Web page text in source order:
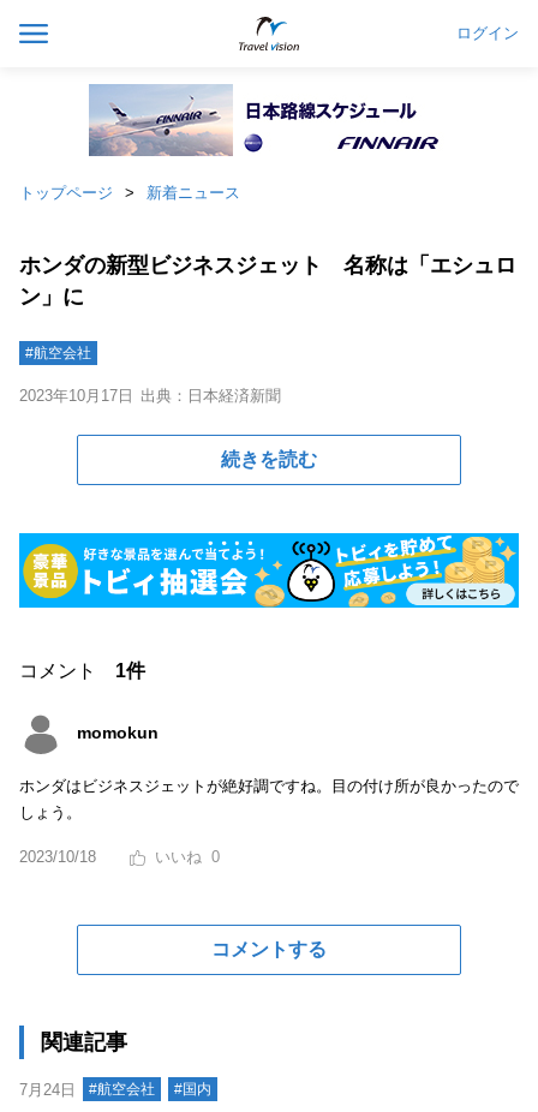
ログイン
トップページ 新着ニュース
ホンダの新型ビジネスジェット 名称は「エシュロ
ン」に
#航空会社
2023年10月17日 出典：日本経済新聞
続きを読む
コメント 1件
momokun
ホンダはビジネスジェットが絶好調ですね。目の付け所が良かったので
しょう。
2023/10/18 0
コメントする
関連記事
7月24日 #航空会社 #国内